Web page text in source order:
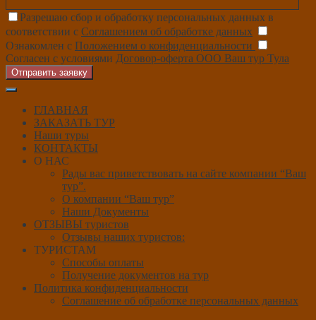
Разрешаю сбор и обработку персональных данных в
соответствии с Соглашением об обработке данных
Ознакомлен с Положением о конфиденциальности
Согласен с условиями Договор-оферта ООО Ваш тур Тула
Отправить заявку
ГЛАВНАЯ
ЗАКАЗАТЬ ТУР
Наши туры
КОНТАКТЫ
О НАС
Рады вас приветствовать на сайте компании “Ваш
тур”.
О компании “Ваш тур”
Наши Документы
ОТЗЫВЫ туристов
Отзывы наших туристов:
ТУРИСТАМ
Способы оплаты
Получение документов на тур
Политика конфиденциальности
Соглашение об обработке персональных данных